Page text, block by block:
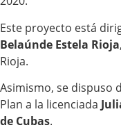
Este proyecto está
Belaúnde Estela Rioja
Rioja.
Asimismo, se dispuso
Plan a la licenciada
de Cubas.